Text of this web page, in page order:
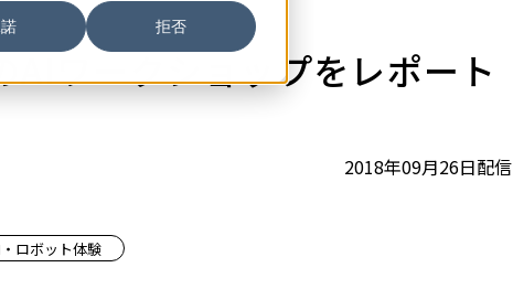
拒否
ワークショップをレポート
2018年09月26日配信
ロボット体験